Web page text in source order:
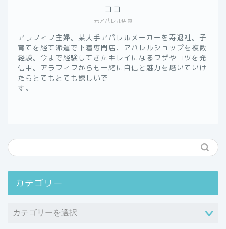
元アパレル店員
ココ
アラフィフ主婦。某大手アパレルメーカーを寿退社。子
育てを経て派遣で下着専門店、アパレルショップを複数
経験。今まで経験してきたキレイになるワザやコツを発
信中。アラフィフからも一緒に自信と魅力を磨いていけ
たらとてもとても嬉しいで
す。
カテゴリー